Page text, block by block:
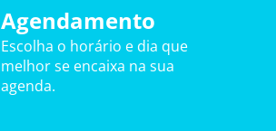
Agendamento
Escolha o horário e dia que
melhor se encaixa na sua
agenda.